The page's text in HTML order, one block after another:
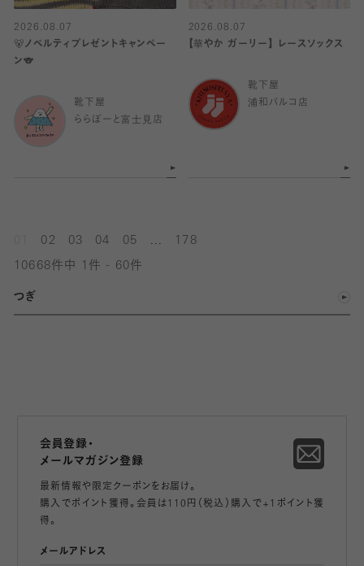
2026.08.07
🐻ノベルティプレゼントキャンペー
ン🐨
靴下屋
ららぽーと富士見店
2026.08.07
【華やか ガーリー】 レースソックス
靴下屋
浦和パルコ店
02 03 04 05 178
10668件中 1件 - 60件
つぎ
会員登録・
メールマガジン登録
最新情報や限定クーポンをお届け。
購入でポイント獲得。会員は110円（税込）購入で+1ポイント獲
得。
メールアドレス